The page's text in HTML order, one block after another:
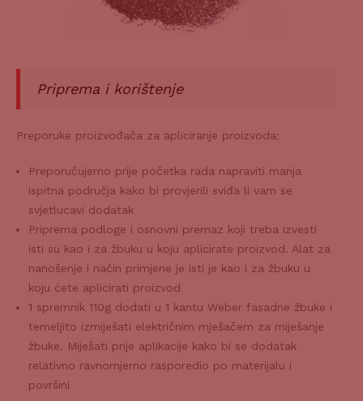
Priprema i korištenje
Preporuke proizvođača za apliciranje proizvoda:
Preporučujemo prije početka rada napraviti manja
ispitna područja kako bi provjerili sviđa li vam se
svjetlucavi dodatak
Priprema podloge i osnovni premaz koji treba izvesti
isti su kao i za žbuku u koju aplicirate proizvod. Alat za
nanošenje i način primjene je isti je kao i za žbuku u
koju ćete aplicirati proizvod
1 spremnik 110g dodati u 1 kantu Weber fasadne žbuke i
temeljito izmiješati električnim mješačem za miješanje
žbuke. Miješati prije aplikacije kako bi se dodatak
relativno ravnomjerno rasporedio po materijalu i
površini